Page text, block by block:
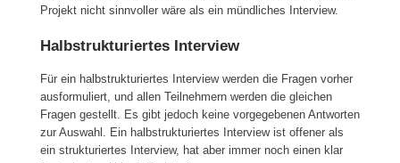
Projekt nicht sinnvoller wäre als ein mündliches Interview.
Halbstrukturiertes Interview
Für ein halbstrukturiertes Interview werden die Fragen vorher
ausformuliert, und allen Teilnehmern werden die gleichen
Fragen gestellt. Es gibt jedoch keine vorgegebenen Antworten
zur Auswahl. Ein halbstrukturiertes Interview ist offener als
ein strukturiertes Interview, hat aber immer noch einen klar